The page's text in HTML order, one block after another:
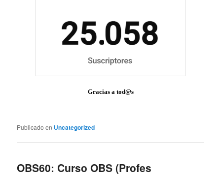
Gracias a tod@s
Publicado en Uncategorized
OBS60: Curso OBS (Profes